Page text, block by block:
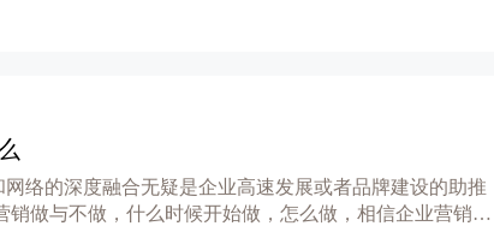
络的深度融合无疑是企业高速发展或者品牌建设的助推
销做与不做，什么时候开始做，怎么做，相信企业营销推